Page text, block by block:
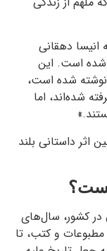
انیسا دهقانی
شده است. این
شده است،
شده‌اند، اما
اثر داستانی بلند
در کشور، سال‌های
مطبوعات و کتب، تا